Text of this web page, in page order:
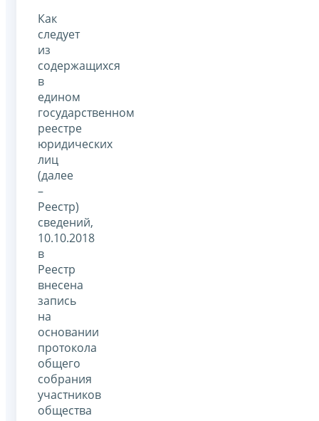
Как
следует
из
содержащихся
в
едином
государственном
реестре
юридических
лиц
(далее
–
Реестр)
сведений,
10.10.2018
в
Реестр
внесена
запись
на
основании
протокола
общего
собрания
участников
общества